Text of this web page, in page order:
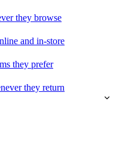
they browse
and in-store
they prefer
they return